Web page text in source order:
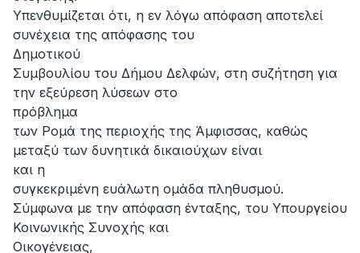
Υπενθυμίζεται ότι, η εν λόγω απόφαση αποτελεί
συνέχεια της απόφασης του
Δημοτικού
Συμβουλίου του Δήμου Δελφών, στη συζήτηση για
την εξεύρεση λύσεων στο
πρόβλημα
των Ρομά της περιοχής της Άμφισσας, καθώς
μεταξύ των δυνητικά δικαιούχων είναι
και η
συγκεκριμένη ευάλωτη ομάδα πληθυσμού.
Σύμφωνα με την απόφαση ένταξης, του Υπουργείου
Κοινωνικής Συνοχής και
Οικογένειας,